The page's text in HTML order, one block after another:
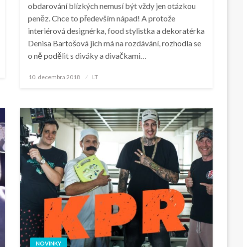
obdarování blízkých nemusí být vždy jen otázkou
peněz. Chce to především nápad! A protože
interiérová designérka, food stylistka a dekoratérka
Denisa Bartošová jich má na rozdávání, rozhodla se
o ně podělit s diváky a divačkami…
Posted
10. decembra 2018 LT
NOVINKY